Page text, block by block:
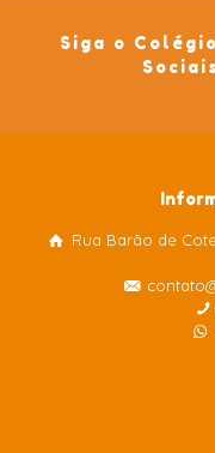
Siga o
Rua Barão de